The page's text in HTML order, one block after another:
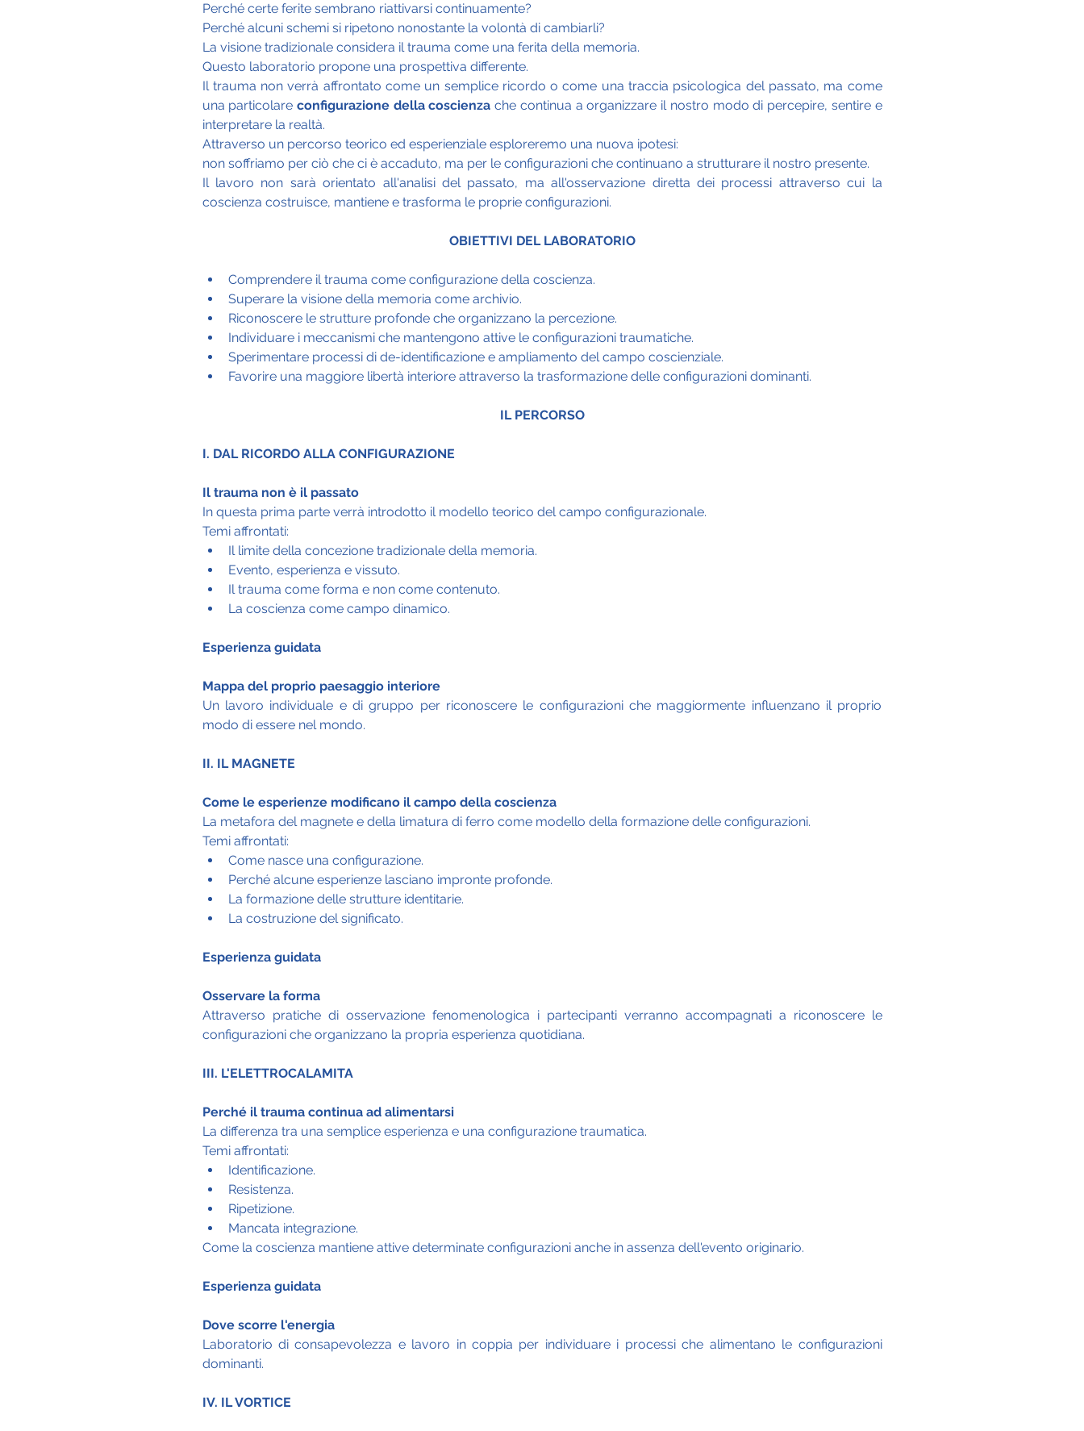
Perché certe ferite sembrano riattivarsi continuamente?
Perché alcuni schemi si ripetono nonostante la volontà di cambiarli?
La visione tradizionale considera il trauma come una ferita della memoria.
Questo laboratorio propone una prospettiva differente.
Il trauma non verrà affrontato come un semplice ricordo o come una traccia psicologica del passato, ma come
una particolare configurazione della coscienza che continua a organizzare il nostro modo di percepire, sentire e
interpretare la realtà.
Attraverso un percorso teorico ed esperienziale esploreremo una nuova ipotesi:
non soffriamo per ciò che ci è accaduto, ma per le configurazioni che continuano a strutturare il nostro presente.
Il lavoro non sarà orientato all'analisi del passato, ma all'osservazione diretta dei processi attraverso cui la
coscienza costruisce, mantiene e trasforma le proprie configurazioni.
OBIETTIVI DEL LABORATORIO
Comprendere il trauma come configurazione della coscienza.
Superare la visione della memoria come archivio.
Riconoscere le strutture profonde che organizzano la percezione.
Individuare i meccanismi che mantengono attive le configurazioni traumatiche.
Sperimentare processi di de-identificazione e ampliamento del campo coscienziale.
Favorire una maggiore libertà interiore attraverso la trasformazione delle configurazioni dominanti.
IL PERCORSO
I. DAL RICORDO ALLA CONFIGURAZIONE
Il trauma non è il passato
In questa prima parte verrà introdotto il modello teorico del campo configurazionale.
Temi affrontati:
Il limite della concezione tradizionale della memoria.
Evento, esperienza e vissuto.
Il trauma come forma e non come contenuto.
La coscienza come campo dinamico.
Esperienza guidata
Mappa del proprio paesaggio interiore
Un lavoro individuale e di gruppo per riconoscere le configurazioni che maggiormente influenzano il proprio
modo di essere nel mondo.
II. IL MAGNETE
Come le esperienze modificano il campo della coscienza
La metafora del magnete e della limatura di ferro come modello della formazione delle configurazioni.
Temi affrontati:
Come nasce una configurazione.
Perché alcune esperienze lasciano impronte profonde.
La formazione delle strutture identitarie.
La costruzione del significato.
Esperienza guidata
Osservare la forma
Attraverso pratiche di osservazione fenomenologica i partecipanti verranno accompagnati a riconoscere le
configurazioni che organizzano la propria esperienza quotidiana.
III. L'ELETTROCALAMITA
Perché il trauma continua ad alimentarsi
La differenza tra una semplice esperienza e una configurazione traumatica.
Temi affrontati:
Identificazione.
Resistenza.
Ripetizione.
Mancata integrazione.
Come la coscienza mantiene attive determinate configurazioni anche in assenza dell'evento originario.
Esperienza guidata
Dove scorre l'energia
Laboratorio di consapevolezza e lavoro in coppia per individuare i processi che alimentano le configurazioni
dominanti.
IV. IL VORTICE